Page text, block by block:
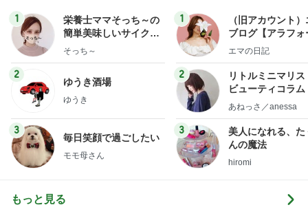
1
栄養士ママそっち～の
簡単美味しいサイクル
献立
そっち～
2
ゆうき酒場
ゆうき
3
毎日笑顔で過ごしたい
モモ母さん
1
（旧アカウント
ブログ【アラフォ
社売却セカンドラ
エマの日記
2
リトルミニマリス
ビューティコラ
little
uty colum
あねっさ／anessa
3
美人になれる、た
んの魔法
hiromi
もっと見る